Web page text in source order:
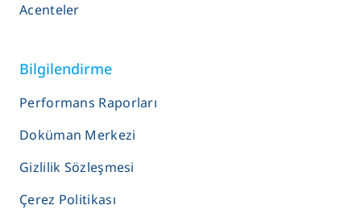
Acenteler
Bilgilendirme
Performans Raporları
Doküman Merkezi
Gizlilik Sözleşmesi
Çerez Politikası